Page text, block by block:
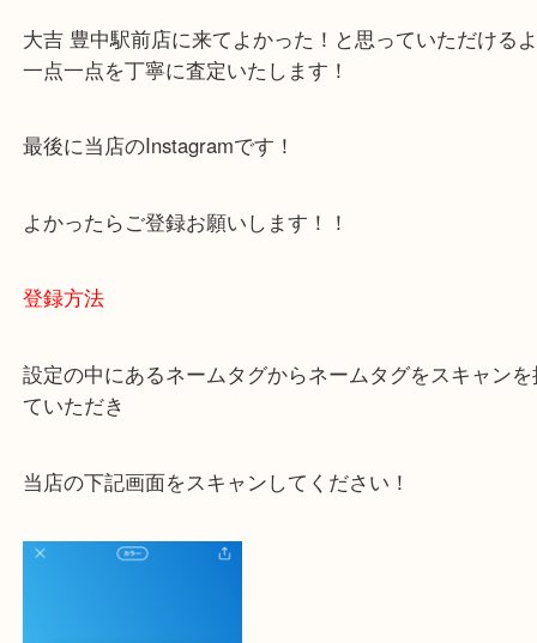
下記バナーではお客様から日頃よくお伺いされるご
一点一点を丁寧に査定いたします！